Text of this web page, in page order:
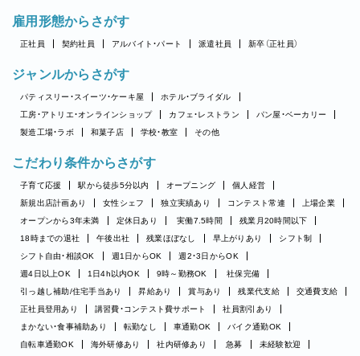
雇用形態からさがす
正社員 契約社員 アルバイト・パート 派遣社員 新卒（正社員）
ジャンルからさがす
パティスリー・スイーツ・ケーキ屋
ホテル・ブライダル
工房・アトリエ・オンラインショップ
カフェ・レストラン
パン屋・ベーカリー
製造工場・ラボ
和菓子店 学校・教室 その他
こだわり条件からさがす
子育て応援 駅から徒歩5分以内 オープニング
個人経営
新規出店計画あり
女性シェフ 独立実績あり コンテスト常連
上場企業
オープンから3年未満
定休日あり 実働7.5時間
残業月20時間以下
18時までの退社
午後出社 残業ほぼなし 早上がりあり
シフト制
シフト自由・相談OK
週1日からOK
週2・3日からOK
週4日以上OK
1日4h以内OK 9時～勤務OK
社保完備
引っ越し補助/住宅手当あり
昇給あり 賞与あり 残業代支給
交通費支給
正社員登用あり
講習費・コンテスト費サポート
社員割引あり
まかない・食事補助あり
転勤なし 車通勤OK
バイク通勤OK
自転車通勤OK
海外研修あり 社内研修あり 急募
未経験歓迎